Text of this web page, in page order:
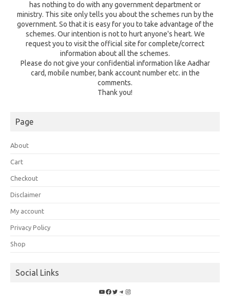
has nothing to do with any government department or
ministry. This site only tells you about the schemes run by the
government. So that it is easy for you to take advantage of the
schemes. Our intention is not to hurt anyone's heart. We
request you to visit the official site for complete/correct
information about all the schemes.
Please do not give your confidential information like Aadhar
card, mobile number, bank account number etc. in the
comments.
Thank you!
Page
About
Cart
Checkout
Disclaimer
My account
Privacy Policy
Shop
Social Links
YouTube
Facebook
Twitter
Telegram
Instagram